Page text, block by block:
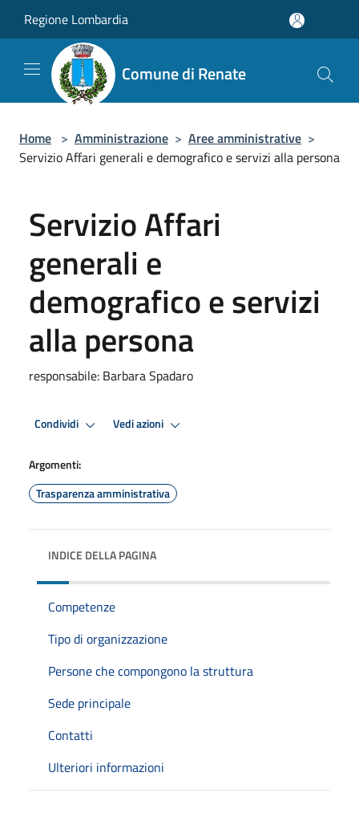
Regione Lombardia
Comune di Renate
Home > Amministrazione > Aree amministrative >
Servizio Affari generali e demografico e servizi alla persona
Servizio Affari
generali e
demografico e servizi
alla persona
responsabile: Barbara Spadaro
Condividi Vedi azioni
Argomenti:
Trasparenza amministrativa
INDICE DELLA PAGINA
Competenze
Tipo di organizzazione
Persone che compongono la struttura
Sede principale
Contatti
Ulteriori informazioni